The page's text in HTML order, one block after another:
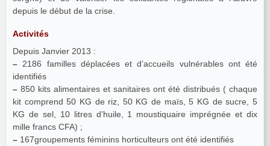
depuis le début de la crise.
Activités
Depuis Janvier 2013 :
– 2186 familles déplacées et d’accueils vulnérables ont été
identifiés
– 850 kits alimentaires et sanitaires ont été distribués ( chaque
kit comprend 50 KG de riz, 50 KG de maïs, 5 KG de sucre, 5
KG de sel, 10 litres d’huile, 1 moustiquaire imprégnée et dix
mille francs CFA) ;
– 167groupements féminins horticulteurs ont été identifiés